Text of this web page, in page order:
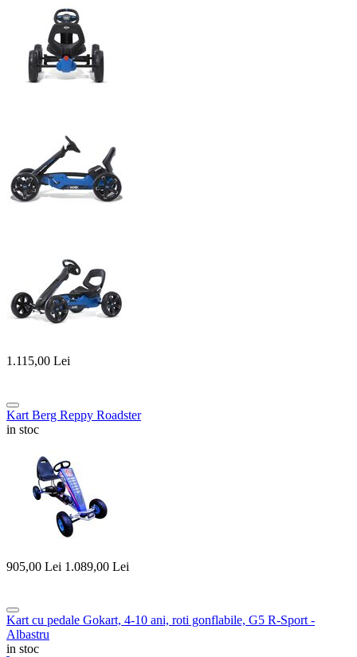
1.115,00 Lei
Kart Berg Reppy Roadster
in stoc
905,00 Lei 1.089,00 Lei
Kart cu pedale Gokart, 4-10 ani, roti gonflabile, G5 R-Sport -
Albastru
in stoc